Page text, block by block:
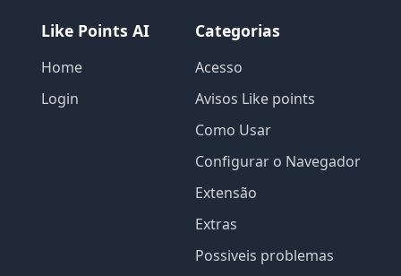
Like Points AI
Home
Login
Categorias
Acesso
Avisos Like points
Como Usar
Configurar o Navegador
Extensão
Extras
Possiveis problemas